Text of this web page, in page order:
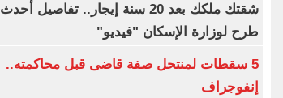
شقتك ملكك بعد 20 سنة إيجار.. تفاصيل أحدث
طرح لوزارة الإسكان "فيديو"
5 سقطات لمنتحل صفة قاضى قبل محاكمته..
إنفوجراف